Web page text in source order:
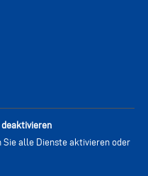
, damit meine
alle Dienste aktivieren oder